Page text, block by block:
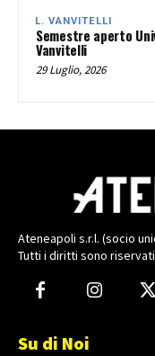
L. VANVITELLI
Semestre aperto
Vanvitelli
29 Luglio, 2026
Ateneapoli s.r.l. (socio
Tutti i diritti sono riservati
Su di Noi